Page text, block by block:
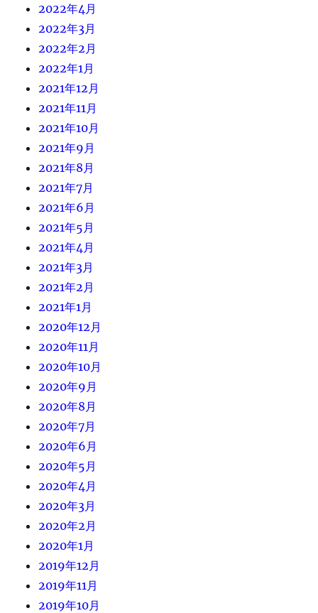
2022年4月
2022年3月
2022年2月
2022年1月
2021年12月
2021年11月
2021年10月
2021年9月
2021年8月
2021年7月
2021年6月
2021年5月
2021年4月
2021年3月
2021年2月
2021年1月
2020年12月
2020年11月
2020年10月
2020年9月
2020年8月
2020年7月
2020年6月
2020年5月
2020年4月
2020年3月
2020年2月
2020年1月
2019年12月
2019年11月
2019年10月